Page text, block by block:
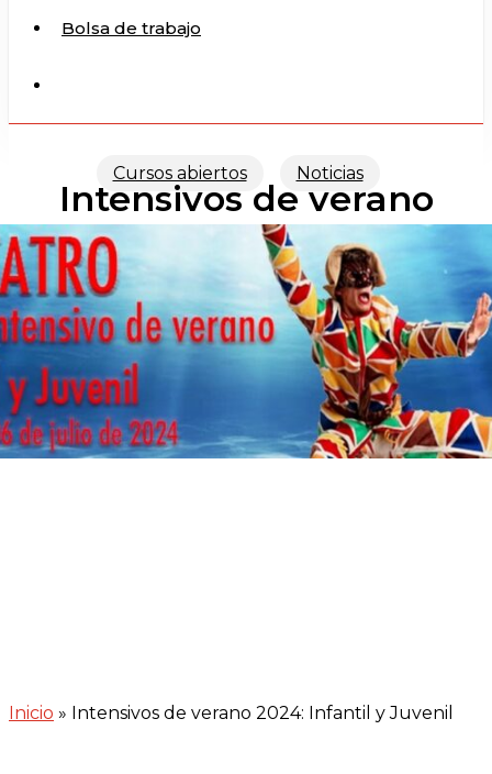
Bolsa de trabajo
Cursos abiertos Noticias
Intensivos de verano
2024: Infantil y Juvenil
Inicio » Intensivos de verano 2024: Infantil y Juvenil